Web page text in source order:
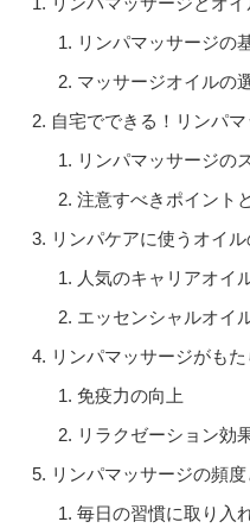
リンパマッサージの
マッサージオイルの
自宅でできる！リンパ
リンパマッサージの
注意すべきポイント
リンパケアに使うオイ
人気のキャリアオイ
エッセンシャルオイ
リンパマッサージがも
免疫力の向上
リラクゼーション効
リンパマッサージの頻
毎日の習慣に取り入